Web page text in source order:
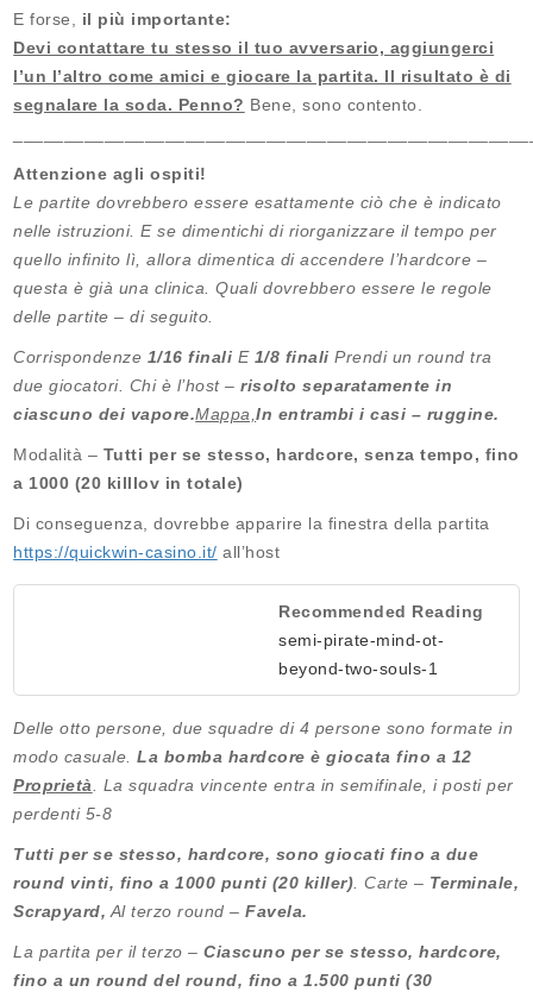
E forse, il più importante:
Devi contattare tu stesso il tuo avversario, aggiungerci
l’un l’altro come amici e giocare la partita. Il risultato è di
segnalare la soda. Penno? Bene, sono contento.
Attenzione agli ospiti!
Le partite dovrebbero essere esattamente ciò che è indicato
nelle istruzioni. E se dimentichi di riorganizzare il tempo per
quello infinito lì, allora dimentica di accendere l’hardcore –
questa è già una clinica. Quali dovrebbero essere le regole
delle partite – di seguito.
Corrispondenze 1/16 finali E 1/8 finali Prendi un round tra
due giocatori. Chi è l’host –risolto separatamente in
ciascuno dei vapore.Mappa,In entrambi i casi – ruggine.
Modalità – Tutti per se stesso, hardcore, senza tempo, fino
a 1000 (20 killlov in totale)
Di conseguenza, dovrebbe apparire la finestra della partita
https://quickwin-casino.it/ all’host
Recommended Reading
semi-pirate-mind-ot-
beyond-two-souls-1
Delle otto persone, due squadre di 4 persone sono formate in
modo casuale.La bomba hardcore è giocata fino a 12
Proprietà
. La squadra vincente entra in semifinale, i posti per
perdenti 5-8
Tutti per se stesso, hardcore, sono giocati fino a due
round vinti, fino a 1000 punti (20 killer) . Carte – Terminale,
Scrapyard, Al terzo round –Favela.
La partita per il terzo –Ciascuno per se stesso, hardcore,
fino a un round del round, fino a 1.500 punti (30